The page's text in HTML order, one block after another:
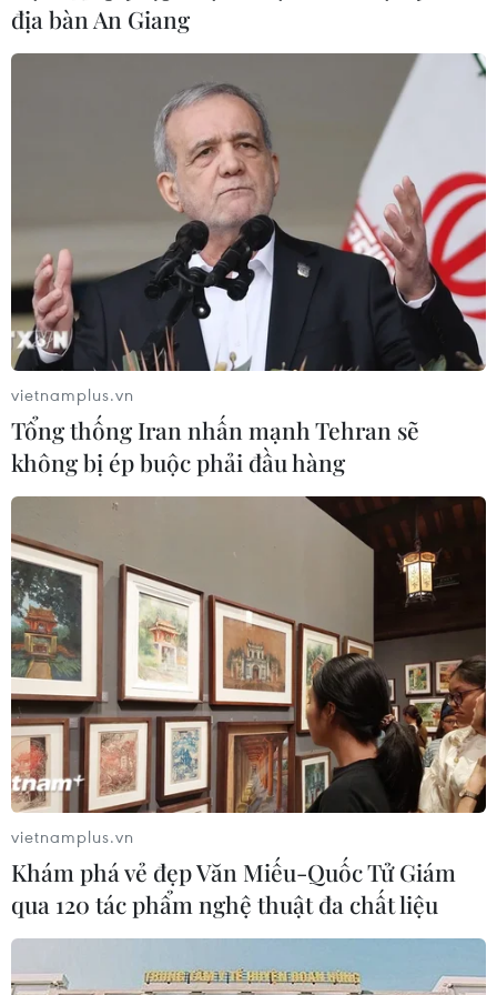
này diễn ra trước khi lệnh ngừng bắn từng được nhất trí.
địa bàn An Giang
vietnamplus.vn
Tổng thống Iran nhấn mạnh Tehran sẽ
không bị ép buộc phải đầu hàng
vietnamplus.vn
Khám phá vẻ đẹp Văn Miếu-Quốc Tử Giám
qua 120 tác phẩm nghệ thuật đa chất liệu